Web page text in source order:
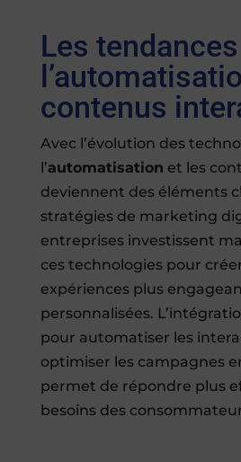
Les
contenus
Avec l’évolution des
l’automatisation et les
deviennent des éléments
stratégies de marketing
entreprises investissent
ces technologies pour
expériences plus
personnalisées.
pour automatiser les
optimiser les campagnes
permet de répondre plus
besoins des